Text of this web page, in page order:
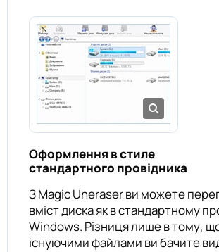
Оформлення в стиле
стандартного провідника
З Magic Uneraser ви можете
вміст диска як в стандартному
Windows. Різниця лише в тому,
існуючими файлами ви бачите